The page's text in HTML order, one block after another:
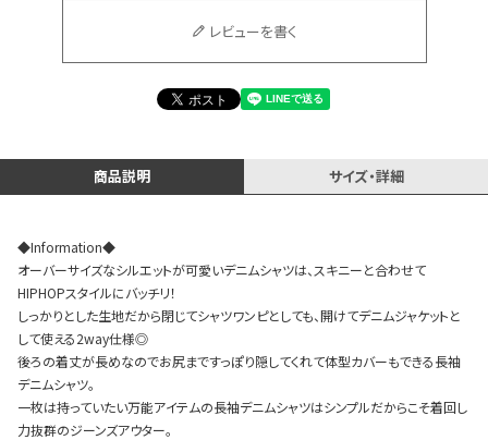
Instagram LIVE items
スタッフコーディネート
レビューを書く
商品説明 サイズ・詳細
◆Information◆
オーバーサイズなシルエットが可愛いデニムシャツは、スキニーと合わせて
HIPHOPスタイルにバッチリ！
しっかりとした生地だから閉じてシャツワンピとしても、開けてデニムジャケットと
して使える2way仕様◎
後ろの着丈が長めなのでお尻まですっぽり隠してくれて体型カバーもできる長袖
デニムシャツ。
一枚は持っていたい万能アイテムの長袖デニムシャツはシンプルだからこそ着回し
力抜群のジーンズアウター。